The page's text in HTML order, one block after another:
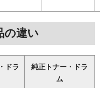
の違い
ドラ
純正トナー・ドラ
ム